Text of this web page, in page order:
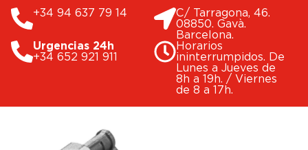
+34 94 637 79 14
C/ Tarragona, 46.
08850. Gavà.
Barcelona.
Urgencias 24h
+34 652 921 911
Horarios
ininterrumpidos. De
Lunes a Jueves de
8h a 19h. / Viernes
de 8 a 17h.